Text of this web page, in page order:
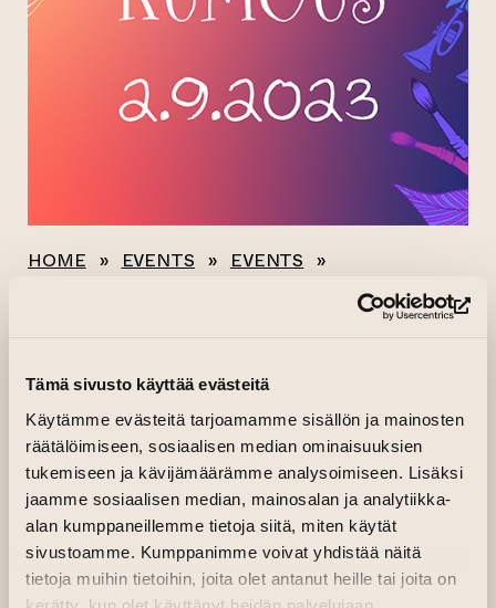
Tämä sivusto käyttää evästeitä
Käytämme evästeitä tarjoamamme sisällön ja mainosten
räätälöimiseen, sosiaalisen median ominaisuuksien
tukemiseen ja kävijämäärämme analysoimiseen. Lisäksi
jaamme sosiaalisen median, mainosalan ja analytiikka-
alan kumppaneillemme tietoja siitä, miten käytät
sivustoamme. Kumppanimme voivat yhdistää näitä
tietoja muihin tietoihin, joita olet antanut heille tai joita on
HOME » EVENTS » EVENTS »
VALLATONKUMOUS
02.09.2023–03.09.2023 kl. 11.00—00.00
Taiteen talo
Organiser: Taidekahvit network and Turku based
artists